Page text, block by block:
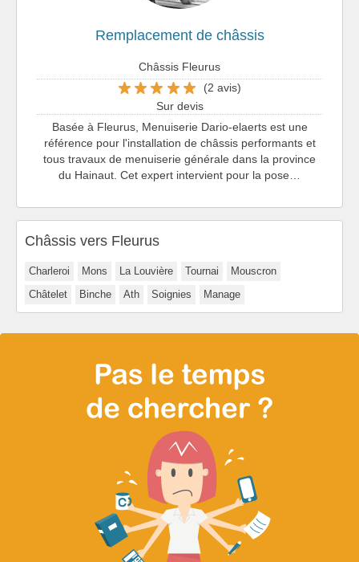
Remplacement de châssis
Châssis Fleurus
(2 avis)
Sur devis
Basée à Fleurus, Menuiserie Dario-elaerts est une
référence pour l'installation de châssis performants et
tous travaux de menuiserie générale dans la province
du Hainaut. Cet expert intervient pour la pose…
Châssis vers Fleurus
Charleroi Mons La Louvière Tournai
Mouscron
Châtelet
Binche Ath Soignies Manage